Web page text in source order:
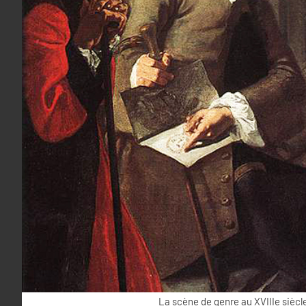
La scène de genre au XVIIIe